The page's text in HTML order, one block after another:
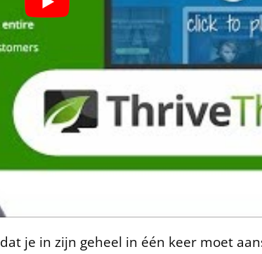
dat je in zijn geheel in één keer moet